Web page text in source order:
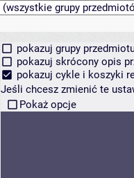
pokazuj grupy
pokazuj skrócony opis
pokazuj cykle i koszyki
Jeśli chcesz zmienić te
Pokaż opcje